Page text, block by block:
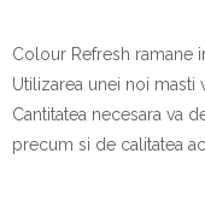
Colour Refresh ramane
Utilizarea unei noi masti
Cantitatea necesara va
precum si de calitatea